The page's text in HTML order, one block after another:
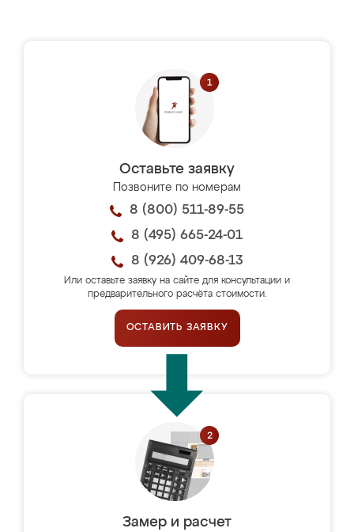
Оставьте заявку
Позвоните по номерам
8 (800) 511-89-55
8 (495) 665-24-01
8 (926) 409-68-13
Или оставьте заявку на сайте для консультации и
предварительного расчёта стоимости.
ОСТАВИТЬ ЗАЯВКУ
Замер и расчет